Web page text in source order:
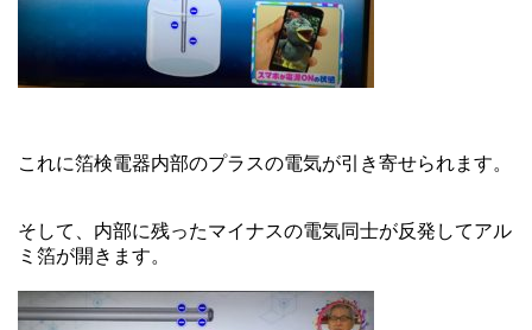
これに箔検電器内部のプラスの電気が引き寄せられます。
そして、内部に残ったマイナスの電気同士が反発してアル
ミ箔が開きます。